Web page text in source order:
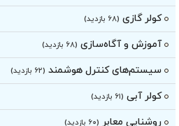
کولر گازی (۶۸ بازدید)
آموزش و آگاه‌سازی (۶۸ بازدید)
سیستم‌های کنترل هوشمند (۶۲ بازدید)
کولر آبی (۶۱ بازدید)
روشنایی معابر